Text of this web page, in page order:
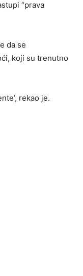
“prava
da se
koji su trenutno
rekao je.